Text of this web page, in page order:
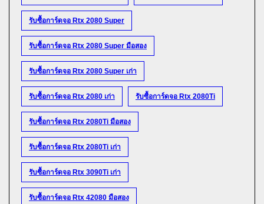
รับซื้อการ์ดจอ Rtx 2080 Super
รับซื้อการ์ดจอ Rtx 2080 Super มือสอง
รับซื้อการ์ดจอ Rtx 2080 Super เก่า
รับซื้อการ์ดจอ Rtx 2080 เก่า รับซื้อการ์ดจอ Rtx 2080Ti
รับซื้อการ์ดจอ Rtx 2080Ti มือสอง
รับซื้อการ์ดจอ Rtx 2080Ti เก่า
รับซื้อการ์ดจอ Rtx 3090Ti เก่า
รับซื้อการ์ดจอ Rtx 42080 มือสอง